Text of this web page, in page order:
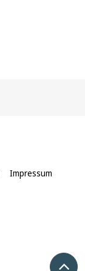
Impressum